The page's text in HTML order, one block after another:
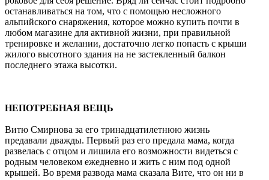
останавливаться на том, что с помощью несложного
альпийского снаряжения, которое можно купить почти в
любом магазине для активной жизни, при правильной
тренировке и желании, достаточно легко попасть с крыши
жилого высотного здания на не застекленный балкон
последнего этажа высотки.
НЕПОТРЕБНАЯ ВЕЩЬ
Витю Смирнова за его тринадцатилетнюю жизнь
предавали дважды. Первый раз его предала мама, когда
развелась с отцом и лишила его возможности видеться с
родным человеком ежедневно и жить с ним под одной
крышей. Во время развода мама сказала Вите, что он ни в